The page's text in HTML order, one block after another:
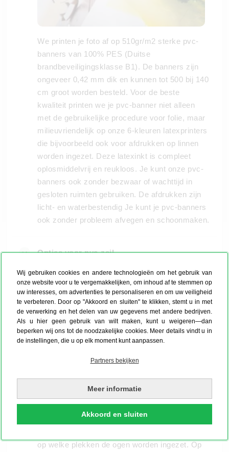
Wij gebruiken cookies en andere technologieën om het gebruik van
onze website voor u te vergemakkelijken, om inhoud af te stemmen op
uw interesses, om advertenties te personaliseren en om uw veiligheid
te verbeteren. Door op "Akkoord en sluiten" te klikken, stemt u in met
de verwerking en het delen van uw gegevens met andere bedrijven.
Als u hier geen gebruik van wilt maken, kunt u weigeren—dan
beperken wij ons tot de noodzakelijke cookies. Meer details vindt u in
de instellingen, die u op elk moment kunt aanpassen.
Partners bekijken
Meer informatie
Akkoord en sluiten
We printen je foto af op 510gr/m2 sterke pvc-
banners van 100% PES (Duitse
brandbeveiligingsklasse B1). De banners zijn
ongeveer 0,42 mm dik en kunnen tot 500 bij 140
cm groot worden besteld. Voor de beste
kwaliteit printen we je pvc-banner niet alleen
met de gebruikelijke procedure voor folie, maar
milieuvriendelijk op onze 6-kleuren latexprinters
die bijvoorbeeld ook voor afdrukken op linnen
worden ingezet. Deze latexinkt is compleet
oplosmiddelvrij en reukloos. Je kunt onze pvc-
banners ook zonder bezwaar of wachttijd in
gesloten ruimten gebruiken. De afdrukken zijn
licht- en waterbestendig Je kunt je pvc-banners
ook zonder probleem afvegen en schoonmaken.
Opties voor pvc-zeil
We voorzien je pvc-banner standaard en zonder
toeslag al van ogen, zodat hij klaar is om op te
op welke plekken de ogen worden ingezet. Op